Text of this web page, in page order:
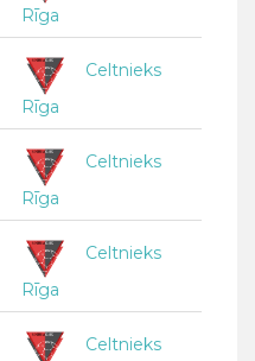
Rīga
Celtnieks
Rīga
Celtnieks
Rīga
Celtnieks
Rīga
Celtnieks